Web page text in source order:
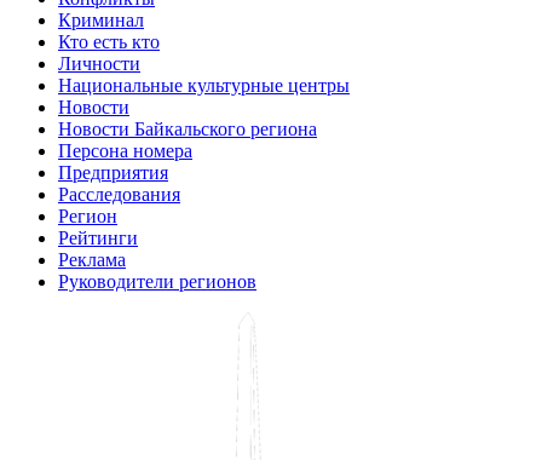
Криминал
Кто есть кто
Личности
Национальные культурные центры
Новости
Новости Байкальского региона
Персона номера
Предприятия
Расследования
Регион
Рейтинги
Реклама
Руководители регионов